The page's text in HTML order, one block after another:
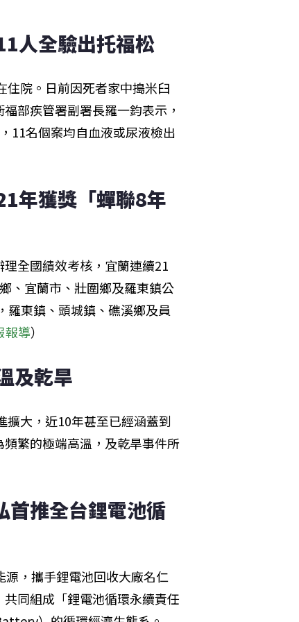
人全驗出托福松
住院。日前因死者家中搗米臼
部疾管署副署長羅一鈞表示，
11名個案均自血液或尿液檢出
年獲獎「蟬聯8年
全國績效考核，宜蘭連續21
、宜蘭市、壯圍鄉及羅東鎮公
羅東鎮、頭城鎮、礁溪鄉及員
報導）
及乾旱
大，近10年甚至已經涵蓋到
繁的極端高溫，及乾旱事件所
首推全台鋰電池循
，攜手鋰電池回收大廠名仁
同組成「鋰電池循環永續責任